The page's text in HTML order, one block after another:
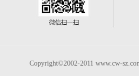
Copyright©2002-2011 www.cw-